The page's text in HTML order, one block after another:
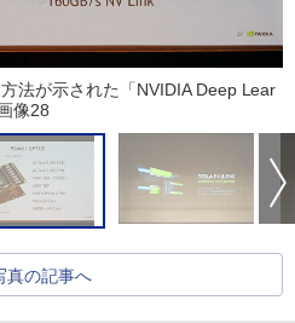
法が示された「NVIDIA Deep Lear
像28
真の記事へ